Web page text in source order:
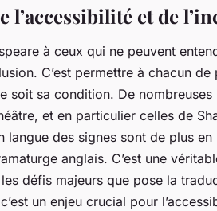
l’accessibilité et de
à ceux qui ne peuvent
C’est permettre à chacun
soit sa condition. De
et en particulier celles de
langue des signes sont de plus
anglais. C’est une
défis majeurs que pose la
un enjeu crucial pour